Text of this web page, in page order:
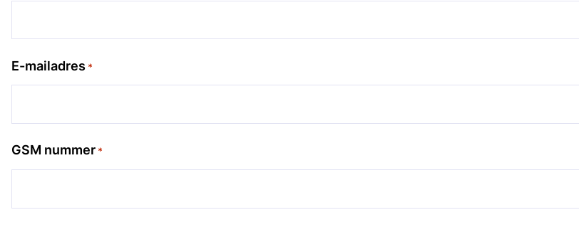
E-mailadres *
GSM nummer *